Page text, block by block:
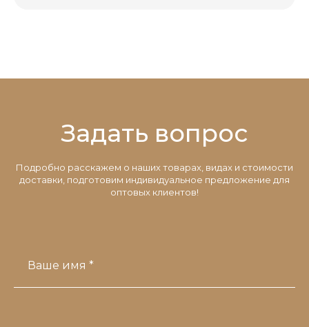
Задать вопрос
Подробно расскажем о наших товарах, видах и стоимости
доставки, подготовим индивидуальное предложение для
оптовых клиентов!
Ваше имя *